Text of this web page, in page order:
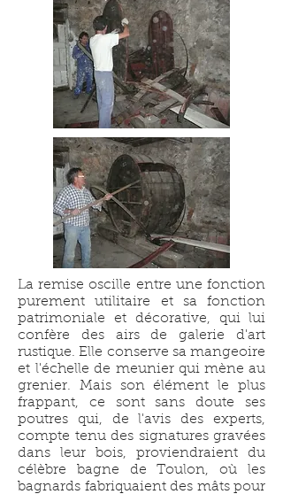
La remise oscille entre une fonction
purement utilitaire et sa fonction
patrimoniale et décorative, qui lui
confère des airs de galerie d'art
rustique. Elle conserve sa mangeoire
et l'échelle de meunier qui mène au
grenier. Mais son élément le plus
frappant, ce sont sans doute ses
poutres qui, de l'avis des experts,
compte tenu des signatures gravées
dans leur bois, proviendraient du
célèbre bagne de Toulon, où les
bagnards fabriquaient des mâts pour